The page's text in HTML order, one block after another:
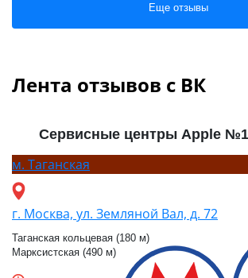
Еще отзывы
Лента отзывов с ВК
Сервисные центры Apple
м. Таганская
г. Москва, ул. Земляной Вал, д. 72
Таганская кольцевая (180 м)
Марксистская (490 м)